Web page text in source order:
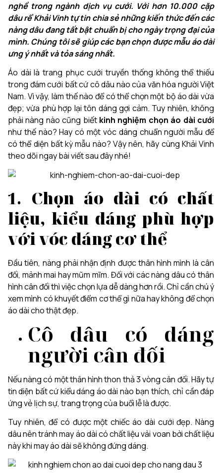
nghề trong ngành dịch vụ cưới. Với hơn 10.000 cặp
dâu rể Khải Vinh tự tin chia sẻ những kiến thức đến các
nàng dâu đang tất bật chuẩn bị cho ngày trọng đại của
mình. Chúng tôi sẽ giúp các bạn chọn được mẫu áo dài
ưng ý nhất và tỏa sáng nhất.
Áo dài là trang phục cưới truyền thống không thể thiếu
trong đám cưới bất cứ cô dâu nào của văn hóa người Việt
Nam. Vì vậy, làm thế nào để có thể chọn một bộ áo dài vừa
đẹp; vừa phù hợp lại tôn dáng gợi cảm. Tuy nhiên, không
phải nàng nào cũng biết kinh nghiệm chọn áo dài cưới
như thế nào? Hay có một vóc dáng chuẩn người mẫu để
có thể diện bất kỳ mẫu nào? Vậy nên, hãy cùng Khải Vinh
theo dõi ngay bài viết sau đây nhé!
1. Chọn áo dài có chất
liệu, kiểu dáng phù hợp
với vóc dáng cơ thể
Đầu tiên, nàng phải nhận định được thân hình mình là cân
đối, mảnh mai hay mũm mĩm. Đối với các nàng dâu có thân
hình cân đối thì việc chọn lựa dễ dàng hơn rồi. Chỉ cần chú ý
xem mình có khuyết điểm cơ thể gì nữa hay không để chọn
áo dài cho thật đẹp.
Cô dâu có dáng
người cân đối
Nếu nàng có một thân hình thon thả 3 vòng cân đối. Hãy tự
tin diện bất cứ kiểu dáng áo dài nào bạn thích, chỉ cần đáp
ứng vẻ lịch sự, trang trọng của buổi lễ là được.
Tuy nhiên, để có được một chiếc áo dài cưới đẹp. Nàng
dâu nên tránh may áo dài có chất liệu vải voan bởi chất liệu
này khi may áo dài sẽ không đứng dáng.